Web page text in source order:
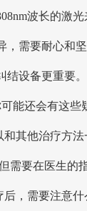
波长的激
，需要耐心和
结设备更重要
能还会有这些
和其他治疗方
需要在医生的
后，需要注意